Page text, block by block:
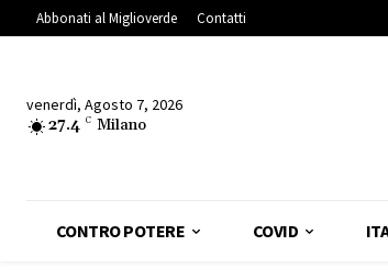
Abbonati al Miglioverde Contatti
venerdì, Agosto 7, 2026
27.4 C Milano
CONTRO POTERE COVID